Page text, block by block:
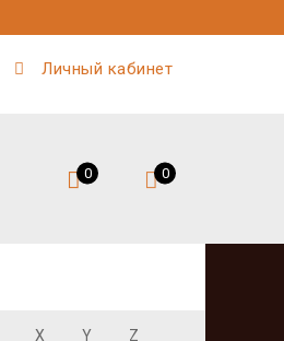
Личный кабинет
0 0
X Y Z